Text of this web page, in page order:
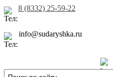
8 (8332) 25-59-22
info@sudaryshka.ru